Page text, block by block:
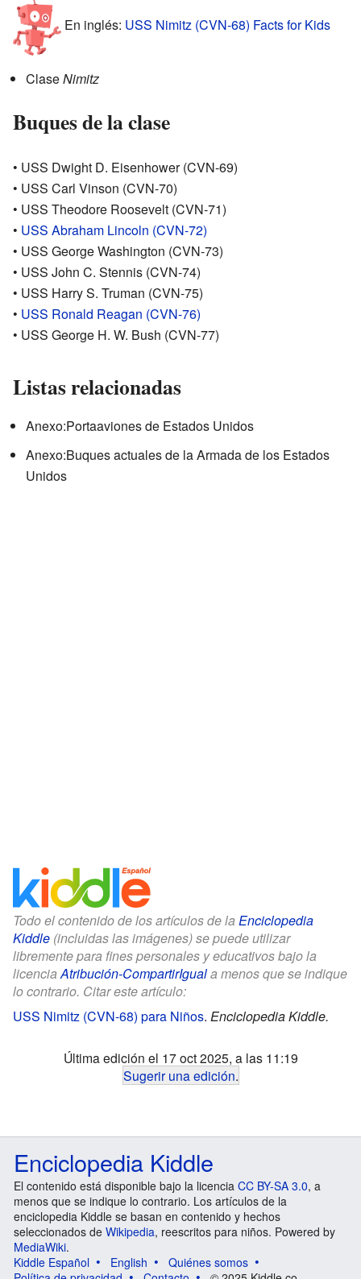
En inglés: USS Nimitz (CVN-68) Facts for Kids
ClaseNimitz
Buques de la clase
• USS Dwight D. Eisenhower (CVN-69)
• USS Carl Vinson (CVN-70)
• USS Theodore Roosevelt (CVN-71)
• USS Abraham Lincoln (CVN-72)
• USS George Washington (CVN-73)
• USS John C. Stennis (CVN-74)
• USS Harry S. Truman (CVN-75)
• USS Ronald Reagan (CVN-76)
• USS George H. W. Bush (CVN-77)
Listas relacionadas
Anexo:Portaaviones de Estados Unidos
Anexo:Buques actuales de la Armada de los Estados
Unidos
Todo el contenido de los artículos de la Enciclopedia
Kiddle (incluidas las imágenes) se puede utilizar
libremente para fines personales y educativos bajo la
licenciaAtribución-CompartirIguala menos que se indique
lo contrario. Citar este artículo:
USS Nimitz (CVN-68) para Niños. Enciclopedia Kiddle.
Última edición el 17 oct 2025, a las 11:19
Sugerir una edición.
Enciclopedia Kiddle
El contenido está disponible bajo la licencia CC BY-SA 3.0, a
menos que se indique lo contrario. Los artículos de la
enciclopedia Kiddle se basan en contenido y hechos
seleccionados de Wikipedia, reescritos para niños. Powered by
MediaWiki.
Kiddle Español
English
Quiénes somos